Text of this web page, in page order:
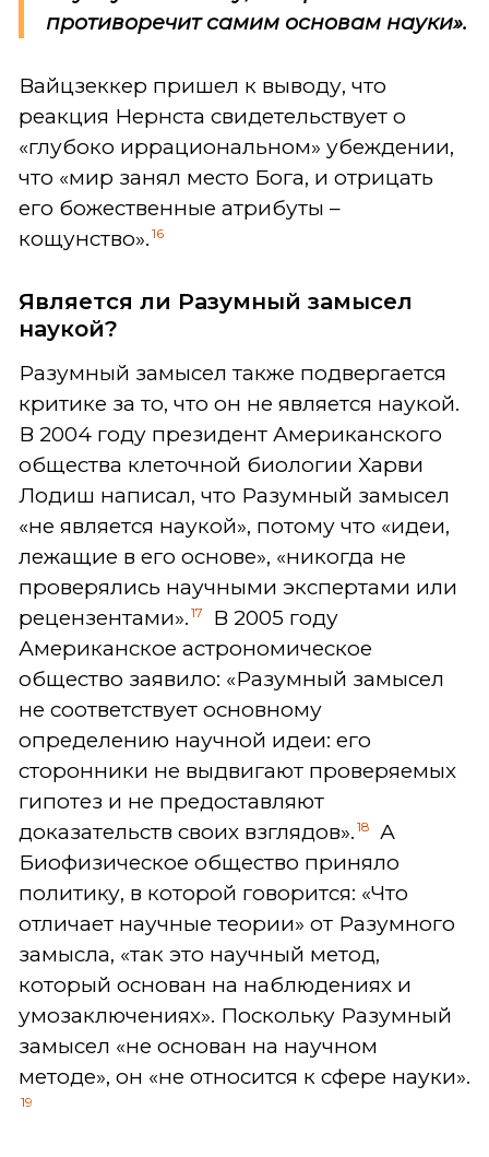
противоречит самим основам науки».
Вайцзеккер пришел к выводу, что
реакция Нернста свидетельствует о
«глубоко иррациональном» убеждении,
что «мир занял место Бога, и отрицать
его божественные атрибуты –
кощунство». 16
Является ли Разумный замысел
наукой?
Разумный замысел также подвергается
критике за то, что он не является наукой.
В 2004 году президент Американского
общества клеточной биологии Харви
Лодиш написал, что Разумный замысел
«не является наукой», потому что «идеи,
лежащие в его основе», «никогда не
проверялись научными экспертами или
рецензентами». 17
В 2005 году
Американское астрономическое
общество заявило: «Разумный замысел
не соответствует основному
определению научной идеи: его
сторонники не выдвигают проверяемых
гипотез и не предоставляют
доказательств своих взглядов». 18
А
Биофизическое общество приняло
политику, в которой говорится: «Что
отличает научные теории» от Разумного
замысла, «так это научный метод,
который основан на наблюдениях и
умозаключениях». Поскольку Разумный
замысел «не основан на научном
методе», он «не относится к сфере науки».
19